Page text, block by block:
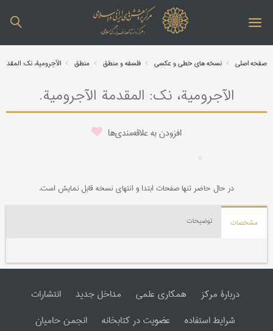
صفحه اصلی نسخه های خطی و عکسی فلسفه و منطق منطق الآجرومیة، نک:
الآجرومیة، نک: المقدمة الآجرومیة.
افزودن به علاقه‌مندی‌ها
در حال حاضر تنها صفحات ابتدا و انتهای نسخه قابل نمایش است.
مشخصات توضیحات
دربارۀ مرکز همکاری علمی مداخل جدید
انتشارات
شرایط استفاده
عضویت در کتابخانه
انجمن حامیان